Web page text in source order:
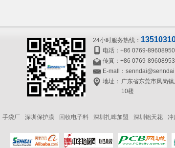
24小时服务热线：
电话： +86 0769-
传真： +86 0769-89608953
E-mall：
地址： 广东省东莞市凤岗
10楼
手袋厂 深圳保护膜 回收电子料 深圳扎啤加盟 深圳铝天花 冲